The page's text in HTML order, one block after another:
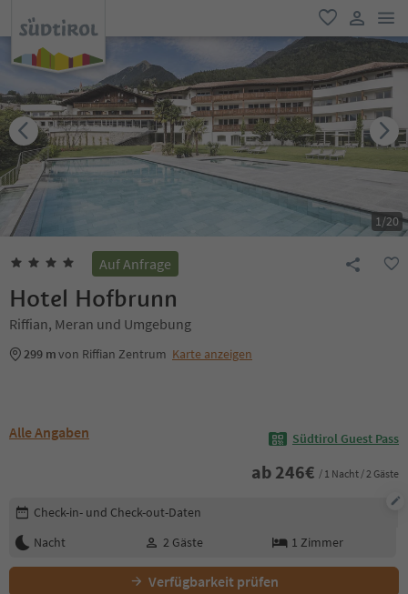
favorit
user link
1/20
Auf Anfrage
Hotel Hofbrunn
Riffian, Meran und Umgebung
299 mvon Riffian Zentrum Karte anzeigen
Alle Angaben Südtirol Guest Pass
ab 246€ / 1 Nacht / 2 Gäste
Buchungsdetails bearbeiten
Check-in- und Check-out-Daten
Nacht
2 Gäste 1 Zimmer
Verfügbarkeit prüfen